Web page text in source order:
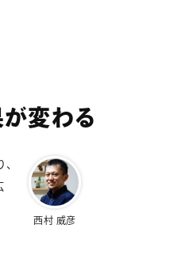
変わる
西村 威彦